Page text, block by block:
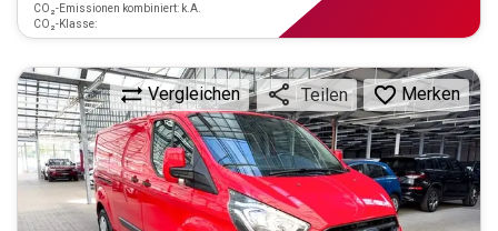
CO₂-Emissionen kombiniert: k.A.
CO₂-Klasse:
Vergleichen Teilen Merken